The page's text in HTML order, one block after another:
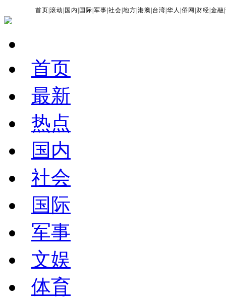
首页 |滚动 国内 国际 |军事 |社会 |地方 |港澳 台湾 |华人 |侨网 财经 |金融 |
首页
最新
热点
国内
社会
国际
军事
文娱
体育